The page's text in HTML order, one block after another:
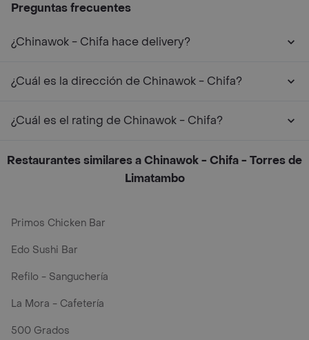
Preguntas frecuentes
¿Chinawok - Chifa hace delivery?
¿Cuál es la dirección de Chinawok - Chifa?
¿Cuál es el rating de Chinawok - Chifa?
Restaurantes similares a Chinawok - Chifa - Torres de
Limatambo
Primos Chicken Bar
Edo Sushi Bar
Refilo - Sanguchería
La Mora - Cafetería
500 Grados